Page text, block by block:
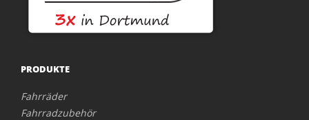
PRODUKTE
Fahrräder
Fahrradzubehör